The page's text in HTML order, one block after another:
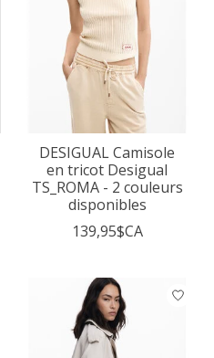
DESIGUAL Camisole
en tricot Desigual
TS_ROMA - 2 couleurs
disponibles
139,95$CA